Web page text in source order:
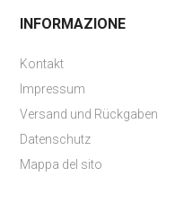
INFORMAZIONE
Kontakt
Impressum
Versand und Rückgaben
Datenschutz
Mappa del sito